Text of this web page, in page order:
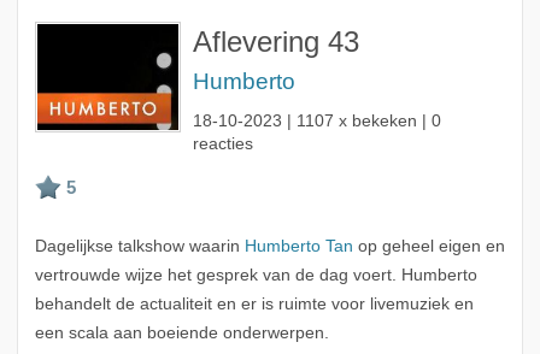
Aflevering 43
Humberto
18-10-2023 | 1107 x bekeken | 0
reacties
Dagelijkse talkshow waarin Humberto Tan op geheel eigen en
vertrouwde wijze het gesprek van de dag voert. Humberto
behandelt de actualiteit en er is ruimte voor livemuziek en
een scala aan boeiende onderwerpen.